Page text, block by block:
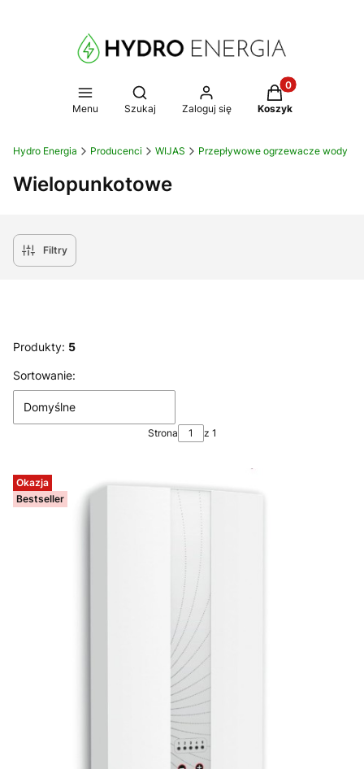
Menu
Otwórz wyszukiwarkę
Szukaj Zaloguj się
Produkty w
Koszyk
Hydro Energia Producenci WIJAS Przepływowe ogrzewacze wody
Wielopunkotowe
Filtry
Produkty: 5
Lista produktów
Sortowanie:
Domyślne
Strona z 1
Okazja
Bestseller